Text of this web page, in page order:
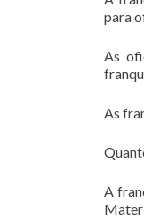
para
As
As
A